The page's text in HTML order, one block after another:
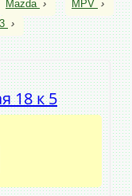
Mazda › MPV ›
›
18 к 5